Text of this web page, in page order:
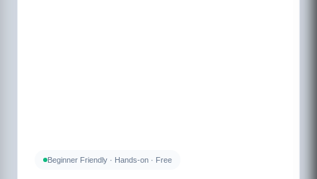
Beginner Friendly · Hands-on · Free